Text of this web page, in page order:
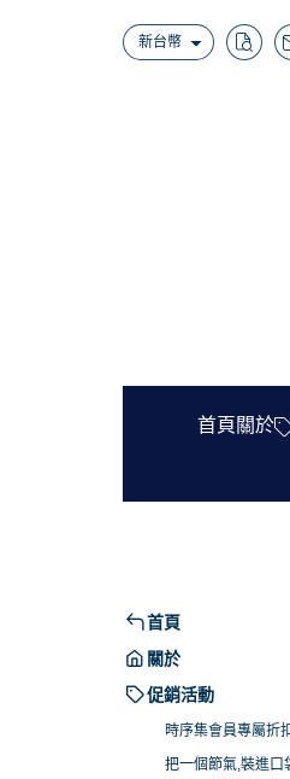
新台幣
首頁 關於
夏利夫香水
印象筆記新
Max
首頁
關於
促銷活動
時序集會員專屬折
把一個節氣,裝進